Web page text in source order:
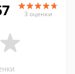
3 оценки